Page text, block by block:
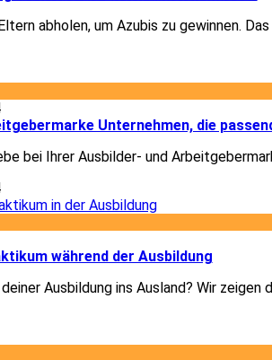
abholen, um Azubis zu gewinnen.
Unternehmen, die
bei Ihrer Ausbilder- und
während der Ausbildung
Ausbildung ins Ausland? Wir zeigen